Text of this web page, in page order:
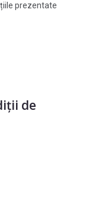
prezentate
de